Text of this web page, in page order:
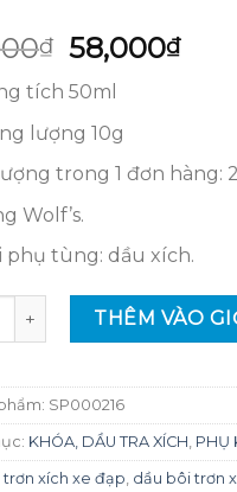
5
₫ Giá
gốc
là:
60,000₫.
58,000₫Giá
tích 50ml
lượng 10g
trong 1 đơn hàng:
Wolf’s.
phụ tùng: dầu xích.
xích, sên dành cho xe
THÊM VÀO
SP000216
KHÓA, DẦU TRA XÍCH, PHỤ
trơn xích xe đạp, dầu bôi trơn